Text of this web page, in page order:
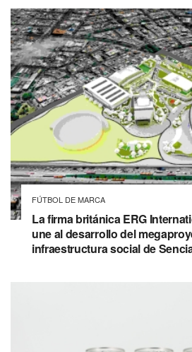
FÚTBOL DE MARCA
La firma británica ERG
une al desarrollo del
infraestructura social de